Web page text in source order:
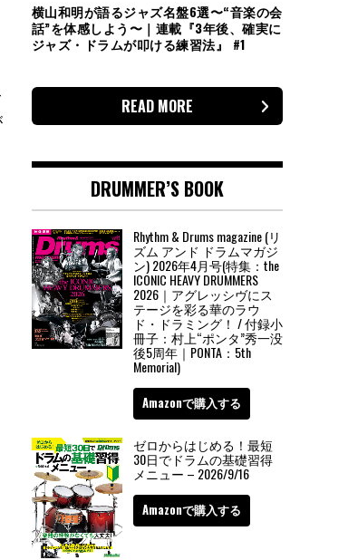
横山和明が語るジャズ名盤6選〜“音楽の会
話”を体感しよう〜｜連載『3年後、確実に
ジャズ・ドラムが叩ける練習法』 #1
READ MORE
DRUMMER’S BOOK
Rhythm & Drums magazine (リ
ズム アンド ドラムマガジ
ン) 2026年4月号(特集：the
ICONIC HEAVY DRUMMERS
2026｜アグレッシヴにス
テージを彩る華のラウ
ド・ドラミング！ / 付録小
冊子：村上“ポンタ”秀一没
後5周年｜PONTA：5th
Memorial)
Amazonで購入する
ゼロからはじめる！最短
30日でドラムの基礎習得
メニュー – 2026/9/16
Amazonで購入する